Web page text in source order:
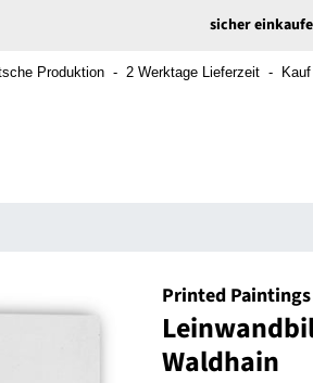
sicher
Produktion - 2 Werktage Lieferzeit -
Printed Paintings
Waldhain